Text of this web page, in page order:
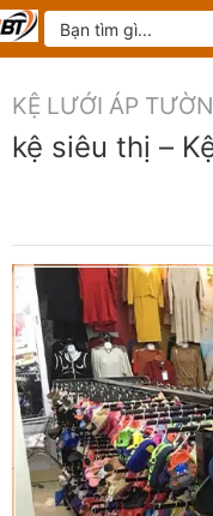
Skip
to
Tìm
kiếm:
KỆ LƯỚI ÁP
kệ siêu thị –